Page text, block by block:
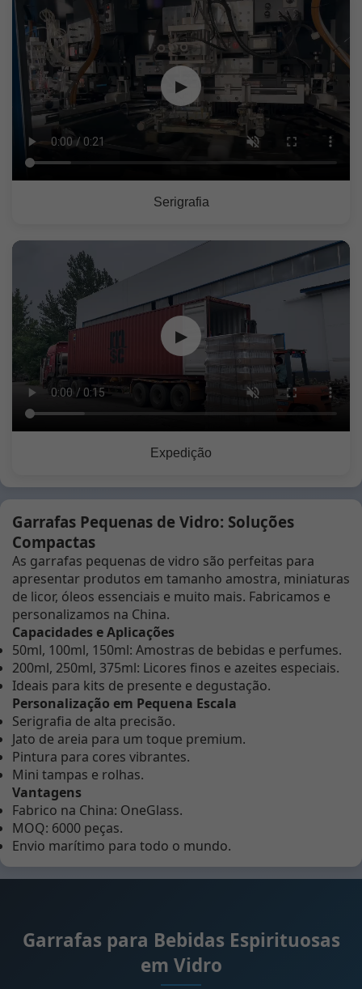
▶
Serigrafia
▶
Expedição
Garrafas Pequenas de Vidro: Soluções
Compactas
As garrafas pequenas de vidro são perfeitas para
apresentar produtos em tamanho amostra, miniaturas
de licor, óleos essenciais e muito mais. Fabricamos e
personalizamos na China.
Capacidades e Aplicações
50ml, 100ml, 150ml: Amostras de bebidas e perfumes.
200ml, 250ml, 375ml: Licores finos e azeites especiais.
Ideais para kits de presente e degustação.
Personalização em Pequena Escala
Serigrafia de alta precisão.
Jato de areia para um toque premium.
Pintura para cores vibrantes.
Mini tampas e rolhas.
Vantagens
Fabrico na China: OneGlass.
MOQ: 6000 peças.
Envio marítimo para todo o mundo.
Garrafas para Bebidas Espirituosas
em Vidro